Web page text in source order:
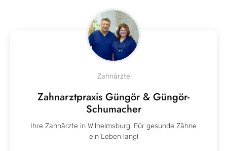
Zahnärzte
Zahnarztpraxis Güngör & Güngör-
Schumacher
Ihre Zahnärzte in Wilhelmsburg. Für gesunde Zähne
ein Leben lang!